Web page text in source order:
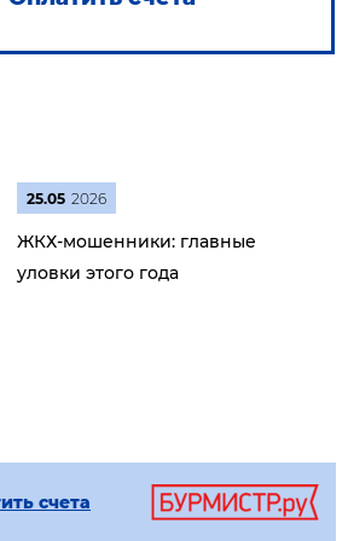
25.05 2026
ЖКХ-мошенники: главные
уловки этого года
счета